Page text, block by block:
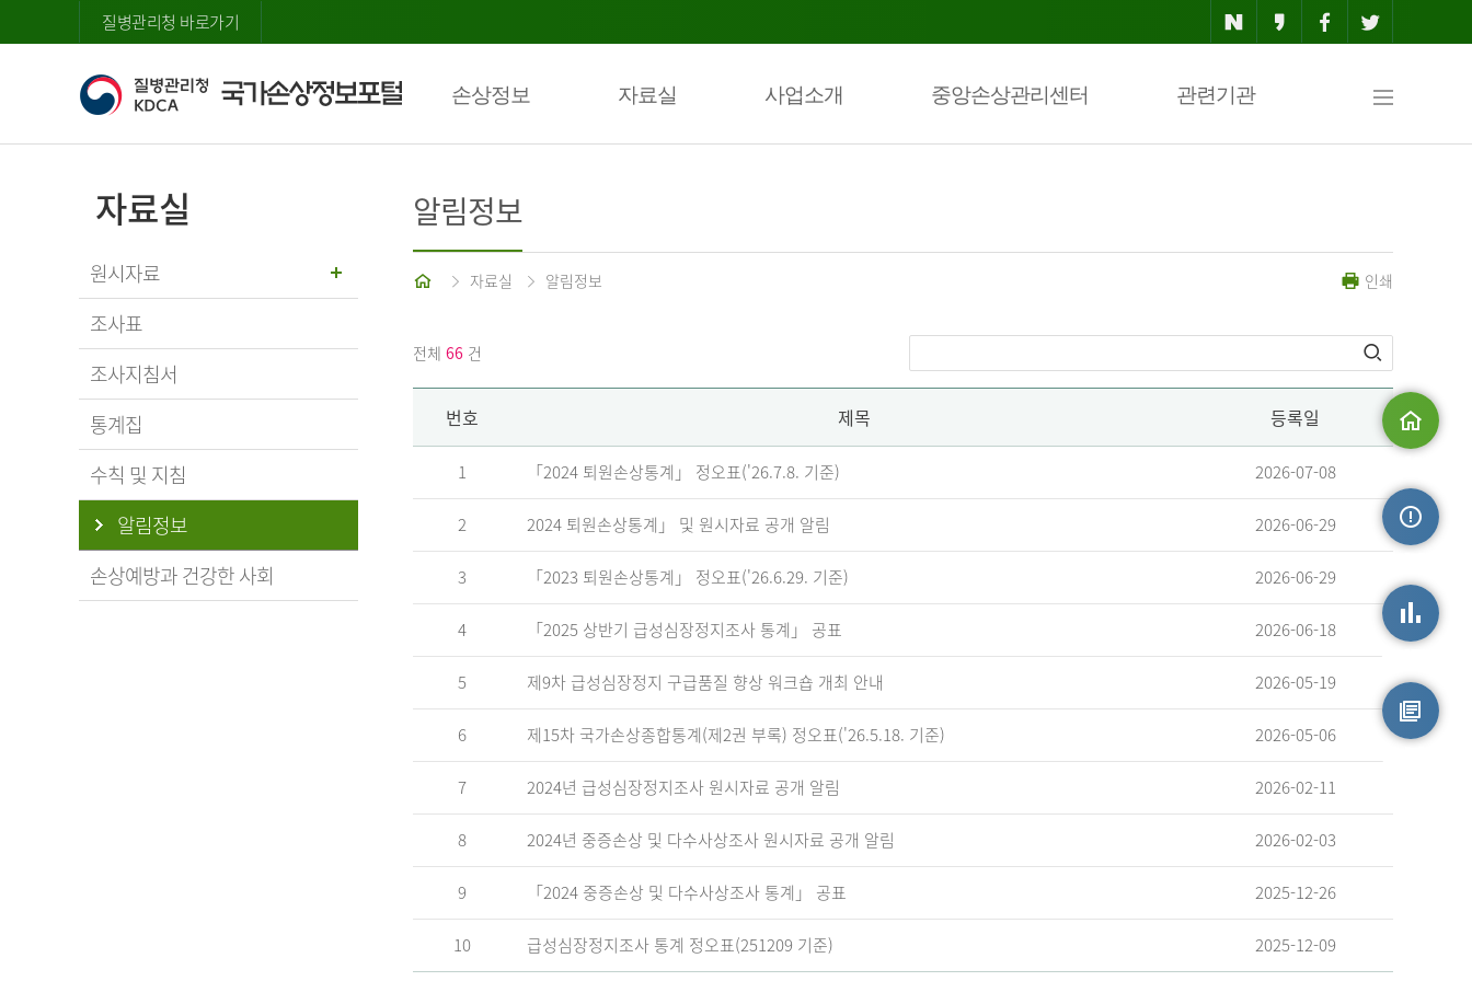
질병관리청 바로가기
손상정보 자료실 사업소개 중앙손상관리센터 관련기관
맵
자료실
원시자료
조사표
조사지침서
통계집
수칙 및 지침
알림정보
손상예방과 건강한 사회
알림정보
홈 자료실 알림정보 인쇄
전체 66 건
번호 제목 등록일
1 「2024 퇴원손상통계」 정오표('26.7.8. 기준) 2026-07-08
2 2024 퇴원손상통계」 및 원시자료 공개 알림 2026-06-29
3 「2023 퇴원손상통계」 정오표('26.6.29. 기준) 2026-06-29
4 「2025 상반기 급성심장정지조사 통계」 공표 2026-06-18
5 제9차 급성심장정지 구급품질 향상 워크숍 개최 안내 2026-05-19
6 제15차 국가손상종합통계(제2권 부록) 정오표('26.5.18. 기준) 2026-05-06
7 2024년 급성심장정지조사 원시자료 공개 알림 2026-02-11
8 2024년 중증손상 및 다수사상조사 원시자료 공개 알림 2026-02-03
9 「2024 중증손상 및 다수사상조사 통계」 공표 2025-12-26
10 급성심장정지조사 통계 정오표(251209 기준) 2025-12-09